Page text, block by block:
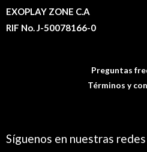
EXOPLAY ZONE C.A
RIF No. J-50078166-0
Preguntas
Términos y
Síguenos en nuestras